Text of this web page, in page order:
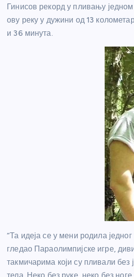
Гинисов рекорд у пливању
ову реку у дужини од 13
и 36 минута.
“Та идеја се у мени родила
гледао Параолимпијске игре,
такмичарима који су пливали без